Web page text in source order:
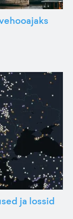
ja lossid